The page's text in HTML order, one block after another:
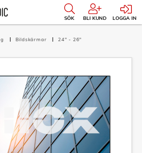
SÖK BLI KUND LOGGA IN
Bildskärmar 24" - 26"